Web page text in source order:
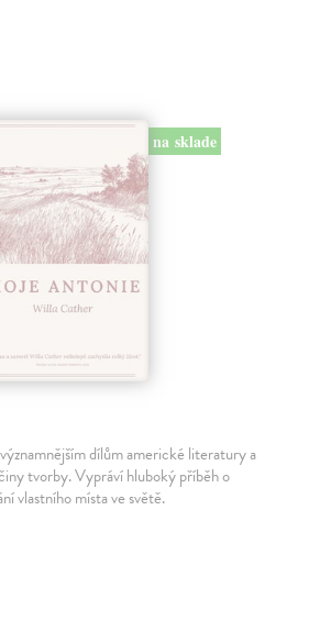
na sklade
dílům americké literatury a
tvorby. Vypráví hluboký příběh o
vlastního místa ve světě.